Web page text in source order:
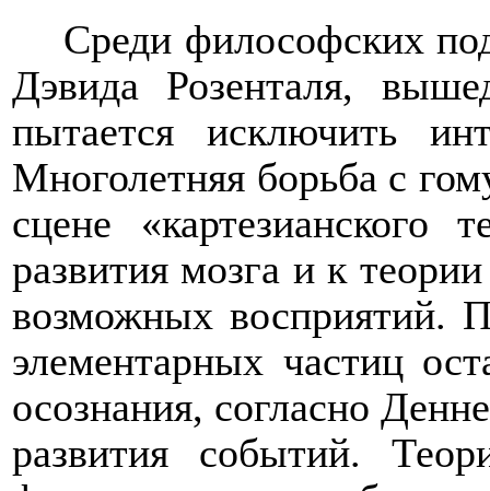
Среди философских
Дэвида Розенталя,
пытается исключить
Многолетняя борьба с
сцене «картезианского
развития мозга и к
возможных восприятий.
элементарных частиц
осознания, согласно
развития событий.